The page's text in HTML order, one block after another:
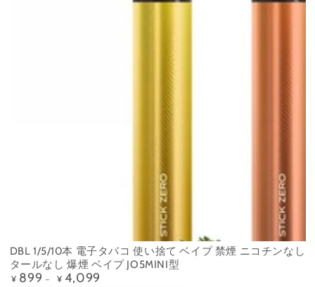
DBL 1/5/10本 電子タバコ 使い捨て ベイプ 禁煙 ニコチンなし
タールなし 爆煙 ベイプ JO5MINI型
定
¥ 899 ¥ 4,099